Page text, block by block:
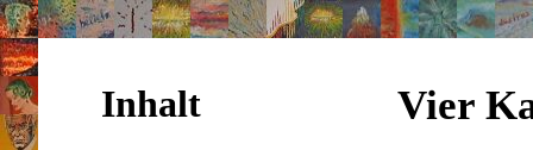
Inhalt Vier